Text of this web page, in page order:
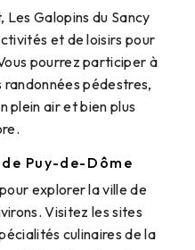
Les Galopins du Sancy
et de loisirs pour
pourrez participer à
pédestres,
plein air et bien plus
Puy-de-Dôme
explorer la ville de
Visitez les sites
culinaires de la